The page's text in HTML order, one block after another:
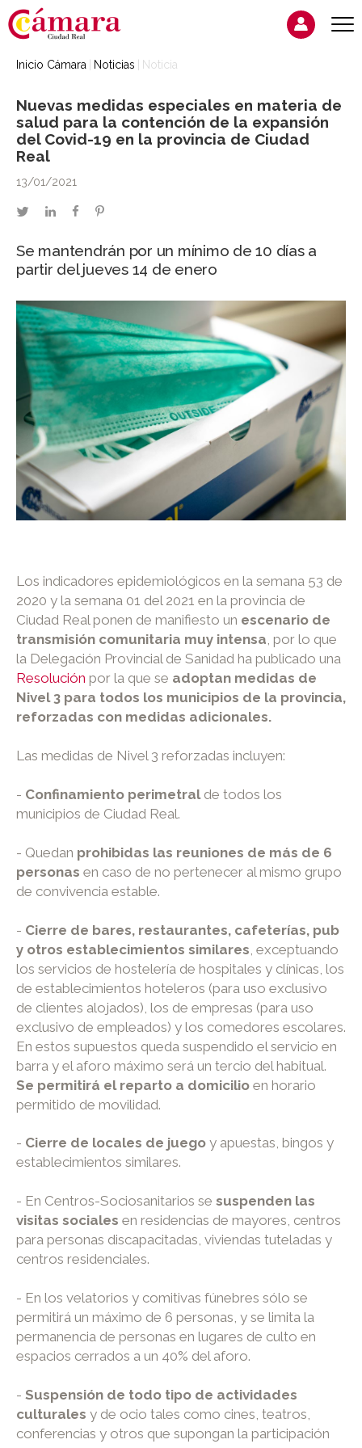
Inicio Cámara Noticias Noticia
Nuevas medidas especiales en materia de
salud para la contención de la expansión
del Covid-19 en la provincia de Ciudad
Real
13/01/2021
twitterlinkedinfacebookpinterest
Se mantendrán por un mínimo de 10 días a
partir del jueves 14 de enero
Los indicadores epidemiológicos en la semana 53 de
2020 y la semana 01 del 2021 en la provincia de
Ciudad Real ponen de manifiesto un escenario de
transmisión comunitaria muy intensa, por lo que
la Delegación Provincial de Sanidad ha publicado una
Resolución por la que se adoptan medidas de
Nivel 3 para todos los municipios de la provincia,
reforzadas con medidas adicionales.
Las medidas de Nivel 3 reforzadas incluyen:
- Confinamiento perimetral de todos los
municipios de Ciudad Real.
- Quedan prohibidas las reuniones de más de 6
personas en caso de no pertenecer al mismo grupo
de convivencia estable.
- Cierre de bares, restaurantes, cafeterías, pub
y otros establecimientos similares , exceptuando
los servicios de hostelería de hospitales y clínicas, los
de establecimientos hoteleros (para uso exclusivo
de clientes alojados), los de empresas (para uso
exclusivo de empleados) y los comedores escolares.
En estos supuestos queda suspendido el servicio en
barra y el aforo máximo será un tercio del habitual.
Se permitirá el reparto a domicilio en horario
permitido de movilidad.
- Cierre de locales de juego y apuestas, bingos y
establecimientos similares.
- En Centros-Sociosanitarios se suspenden las
visitas sociales en residencias de mayores, centros
para personas discapacitadas, viviendas tuteladas y
centros residenciales.
- En los velatorios y comitivas fúnebres sólo se
permitirá un máximo de 6 personas, y se limita la
permanencia de personas en lugares de culto en
espacios cerrados a un 40% del aforo.
- Suspensión de todo tipo de actividades
culturales y de ocio tales como cines, teatros,
conferencias y otros que supongan la participación